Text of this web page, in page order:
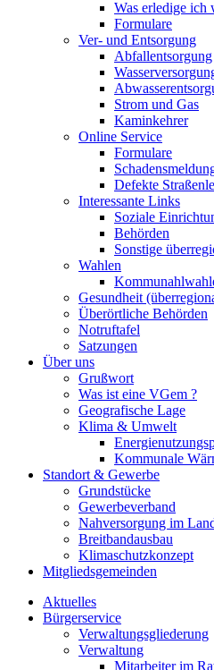
Was erledige ich
Formulare
Ver- und Entsorgung
Abfallentsorgung
Strom und Gas
Kaminkehrer
Online Service
Formulare
Defekte
Interessante Links
Soziale
Behörden
Sonstige
Wahlen
Gesundheit
Überörtliche Behörden
Notruftafel
Satzungen
Über uns
Grußwort
Was ist eine VGem ?
Geografische Lage
Klima & Umwelt
Kommunale
Standort & Gewerbe
Grundstücke
Gewerbeverband
Nahversorgung im
Breitbandausbau
Klimaschutzkonzept
Mitgliedsgemeinden
Aktuelles
Bürgerservice
Verwaltungsgliederung
Verwaltung
Mitarbeiter im